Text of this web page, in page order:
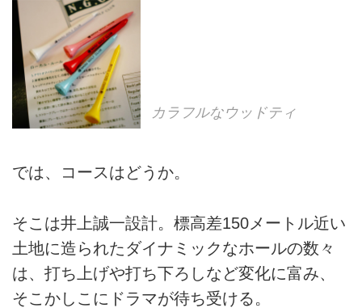
カラフルなウッドティ
では、コースはどうか。
そこは井上誠一設計。標高差150メートル近い
土地に造られたダイナミックなホールの数々
は、打ち上げや打ち下ろしなど変化に富み、
そこかしこにドラマが待ち受ける。